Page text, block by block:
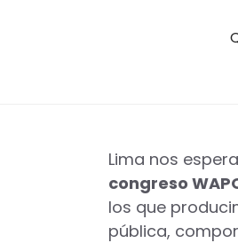
Lima nos
congreso
los que
pública,